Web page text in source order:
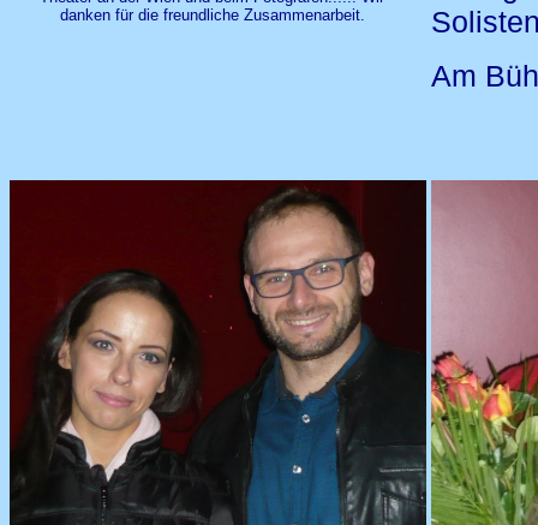
danken für die freundliche Zusammenarbeit.
Am